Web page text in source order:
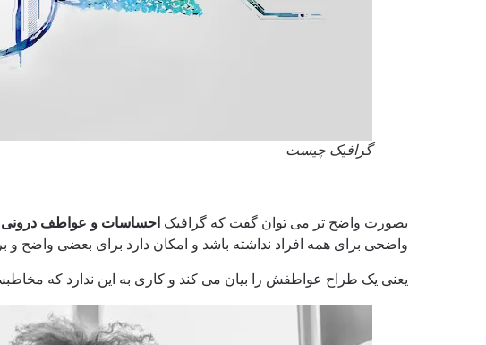
گرافیک چیست
بصورت واضح تر می توان گفت که گرافیک احساسات و عواطف
واضحی برای همه افراد نداشته باشد و امکان دارد برای بعضی واضح
یعنی یک طراح عواطفش را بیان می کند و کاری به این ندارد که